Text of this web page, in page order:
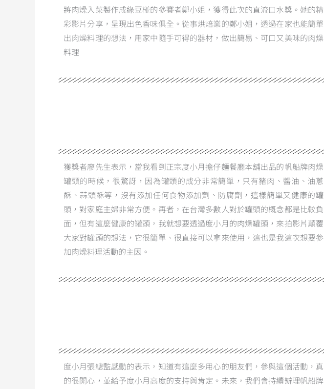
將肉燥入菜製作成綠豆椪的參賽者鄭小姐，獲得此次的直流口水獎。她的精
彩影片分享，呈現出色香味俱全。從事烘焙業的鄭小姐，透過在家也能簡單
出肉燥料理的想法，用家中隨手可得的器材，做出簡易、可口又美味的肉燥
料理
獲獎者廖先生表示，當我看到正宗度小月擔仔麵餐廳本舖出品的帆船牌肉燥
罐頭的時候，很驚訝，因為罐頭的成分非常簡單，只有豬肉、醬油、油蔥
酥、蒜頭酥等，沒有添加任何食物添加劑、防腐劑，這樣簡單又健康的罐
頭，對家庭主婦非常方便。再者，在台灣多數人對於罐頭的概念都是比較負
面，但有這麼健康的罐頭，我就想要透過度小月的肉燥罐頭，來拍影片顛覆
大家對罐頭的想法，它很簡單、很直接可以拿來使用，這也是我這次想要參
加肉燥料理活動的主因。
度小月張總監感動的表示，知道有這麼多用心的朋友們，參與這個活動，真
的很開心，並給予度小月高度的支持與肯定。未來，我們會持續辧理帆船牌